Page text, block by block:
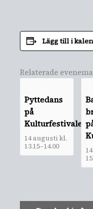
Lägg till i
Relaterade
Pyttedans
på
Kulturfestivalen
14 augusti kl.
13.15–14.00
Evenemang-